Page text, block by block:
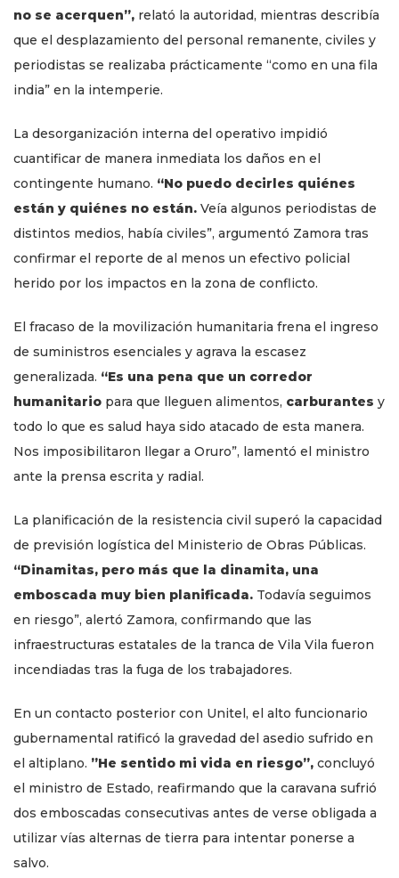
no se acerquen”, relató la autoridad, mientras describía
que el desplazamiento del personal remanente, civiles y
periodistas se realizaba prácticamente “como en una fila
india” en la intemperie.
La desorganización interna del operativo impidió
cuantificar de manera inmediata los daños en el
contingente humano. “No puedo decirles quiénes
están y quiénes no están. Veía algunos periodistas de
distintos medios, había civiles”, argumentó Zamora tras
confirmar el reporte de al menos un efectivo policial
herido por los impactos en la zona de conflicto.
El fracaso de la movilización humanitaria frena el ingreso
de suministros esenciales y agrava la escasez
generalizada. “Es una pena que un corredor
humanitario para que lleguen alimentos, carburantes y
todo lo que es salud haya sido atacado de esta manera.
Nos imposibilitaron llegar a Oruro”, lamentó el ministro
ante la prensa escrita y radial.
La planificación de la resistencia civil superó la capacidad
de previsión logística del Ministerio de Obras Públicas.
“Dinamitas, pero más que la dinamita, una
emboscada muy bien planificada. Todavía seguimos
en riesgo”, alertó Zamora, confirmando que las
infraestructuras estatales de la tranca de Vila Vila fueron
incendiadas tras la fuga de los trabajadores.
En un contacto posterior con Unitel, el alto funcionario
gubernamental ratificó la gravedad del asedio sufrido en
el altiplano. ”He sentido mi vida en riesgo”, concluyó
el ministro de Estado, reafirmando que la caravana sufrió
dos emboscadas consecutivas antes de verse obligada a
utilizar vías alternas de tierra para intentar ponerse a
salvo.